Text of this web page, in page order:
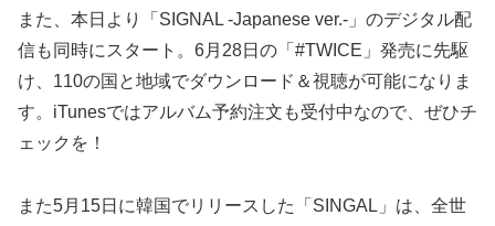
また、本日より「SIGNAL -Japanese ver.-」のデジタル配
信も同時にスタート。6月28日の「#TWICE」発売に先駆
け、110の国と地域でダウンロード＆視聴が可能になりま
す。iTunesではアルバム予約注文も受付中なので、ぜひチ
ェックを！
また5月15日に韓国でリリースした「SINGAL」は、全世